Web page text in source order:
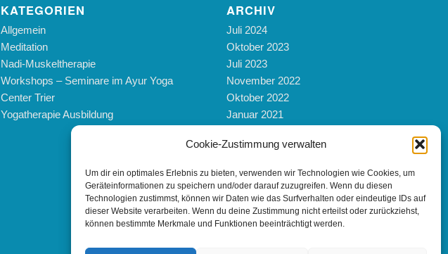
Cookie-Zustimmung verwalten
Um dir ein optimales Erlebnis zu bieten, verwenden wir Technologien wie Cookies, um
Geräteinformationen zu speichern und/oder darauf zuzugreifen. Wenn du diesen
Technologien zustimmst, können wir Daten wie das Surfverhalten oder eindeutige IDs auf
dieser Website verarbeiten. Wenn du deine Zustimmung nicht erteilst oder zurückziehst,
können bestimmte Merkmale und Funktionen beeinträchtigt werden.
KATEGORIEN
Allgemein
Meditation
Nadi-Muskeltherapie
Workshops – Seminare im Ayur Yoga
Center Trier
Yogatherapie Ausbildung
ARCHIV
Juli 2024
Oktober 2023
Juli 2023
November 2022
Oktober 2022
Januar 2021
März 2019
Februar 2017
November 2016
Februar 2016